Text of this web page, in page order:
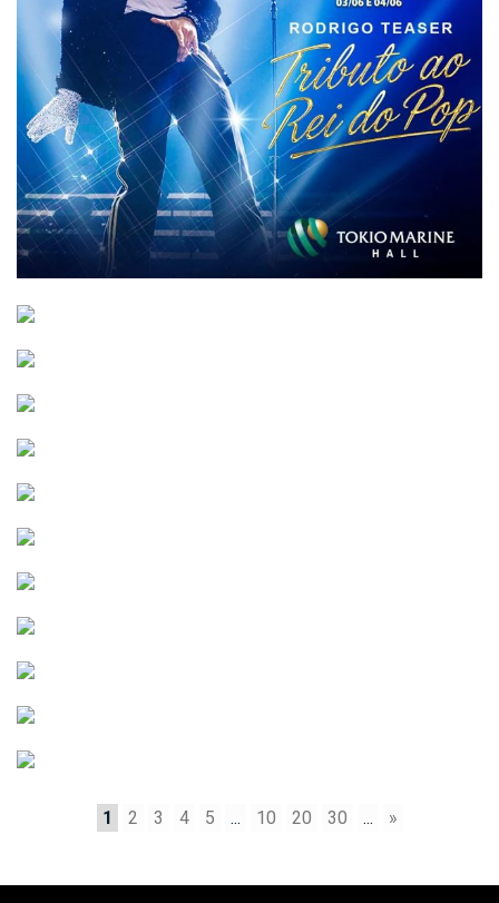
1 2 3 4 5 ... 10 20 30 ... »